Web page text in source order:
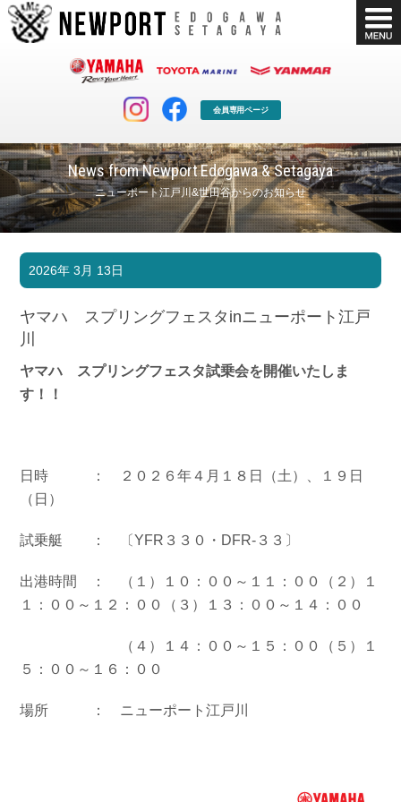
会員専用ページ
News from Newport Edogawa & Setagaya
ニューポート江戸川&世田谷からのお知らせ
マリンクラブ
マリンライフを堪能したい！
ボート販売
ボート免許
長年の実績と信頼！
シースタイル
Sea-Style
店舗情報 公式ブログ
採用情報 リンク集
2026年 3月 13日
ヤマハ スプリングフェスタinニューポート江戸
川
ヤマハ スプリングフェスタ試乗会を開催いたしま
す！！
日時 ： ２０２６年４月１８日（土）、１９日
（日）
試乗艇 ： 〔YFR３３０・DFR-３３〕
出港時間 ： （１）１０：００～１１：００（２）１
１：００～１２：００（３）１３：００～１４：００
（４）１４：００～１５：００（５）１
５：００～１６：００
場所 ： ニューポート江戸川